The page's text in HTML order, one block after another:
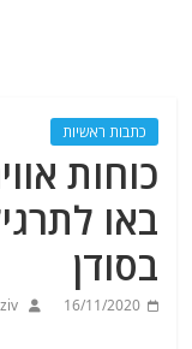
כתבות ראשיות
כוחות
באו
בסודן
16/11/2020